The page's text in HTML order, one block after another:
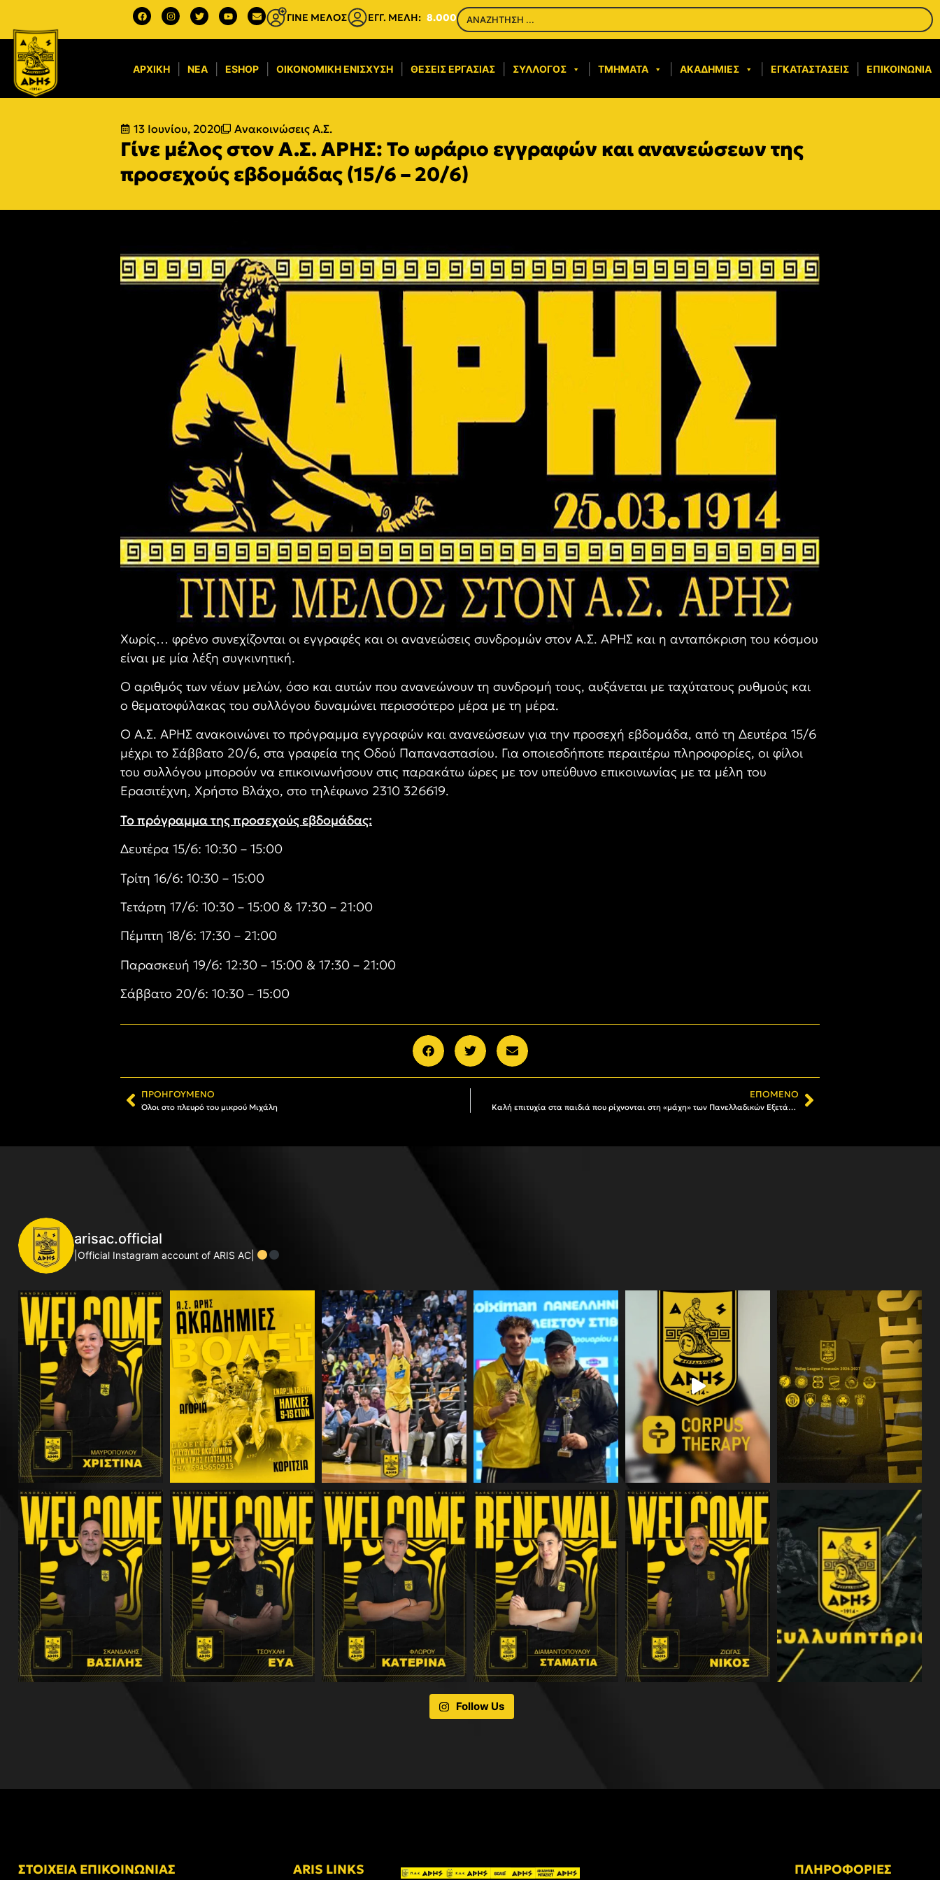
ΓΙΝΕ ΜΕΛΟΣ ΕΓΓ. ΜΕΛΗ: 8.000
ΑΡΧΙΚΉ ΝΈΑ ESHOP ΟΙΚΟΝΟΜΙΚΉ ΕΝΊΣΧΥΣΗ​ ΘΈΣΕΙΣ ΕΡΓΑΣΊΑΣ ΣΎΛΛΟΓΟΣ ΤΜΉΜΑΤΑ ΑΚΑΔΗΜΊΕΣ ΕΓΚΑΤΑΣΤΆΣΕΙΣ ΕΠΙΚΟΙΝΩΝΊΑ
13 Ιουνίου, 2020 Ανακοινώσεις Α.Σ.
Γίνε μέλος στον Α.Σ. ΑΡΗΣ: Το ωράριο εγγραφών και ανανεώσεων της
προσεχούς εβδομάδας (15/6 – 20/6)
Χωρίς… φρένο συνεχίζονται οι εγγραφές και οι ανανεώσεις συνδρομών στον Α.Σ. ΑΡΗΣ και η ανταπόκριση του κόσμου
είναι με μία λέξη συγκινητική.
Ο αριθμός των νέων μελών, όσο και αυτών που ανανεώνουν τη συνδρομή τους, αυξάνεται με ταχύτατους ρυθμούς και
ο θεματοφύλακας του συλλόγου δυναμώνει περισσότερο μέρα με τη μέρα.
Ο Α.Σ. ΑΡΗΣ ανακοινώνει το πρόγραμμα εγγραφών και ανανεώσεων για την προσεχή εβδομάδα, από τη Δευτέρα 15/6
μέχρι το Σάββατο 20/6, στα γραφεία της Οδού Παπαναστασίου. Για οποιεσδήποτε περαιτέρω πληροφορίες, οι φίλοι
του συλλόγου μπορούν να επικοινωνήσουν στις παρακάτω ώρες με τον υπεύθυνο επικοινωνίας με τα μέλη του
Ερασιτέχνη, Χρήστο Βλάχο, στο τηλέφωνο 2310 326619.
Το πρόγραμμα της προσεχούς εβδομάδας:
Δευτέρα 15/6: 10:30 – 15:00
Τρίτη 16/6: 10:30 – 15:00
Τετάρτη 17/6: 10:30 – 15:00 & 17:30 – 21:00
Πέμπτη 18/6: 17:30 – 21:00
Παρασκευή 19/6: 12:30 – 15:00 & 17:30 – 21:00
Σάββατο 20/6: 10:30 – 15:00
ΠΡΟΗΓΟΎΜΕΝΟ
Όλοι στο πλευρό του μικρού Μιχάλη
ΕΠΌΜΕΝΟ
Καλή επιτυχία στα παιδιά που ρίχνονται στη «μάχη» των Πανελλαδικών Εξετάσεων
arisac.official
|Official Instagram account of ARIS AC|
Follow Us
ΣΤΟΙΧΕΙΑ ΕΠΙΚΟΙΝΩΝΙΑΣ ARIS LINKS ΠΛΗΡΟΦΟΡΙΕΣ